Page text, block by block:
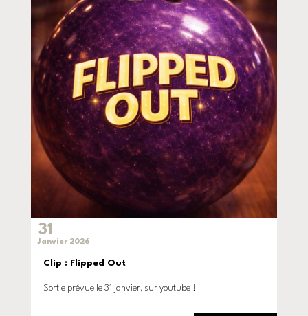
31
Janvier 2026
Clip : Flipped Out
Sortie prévue le 31 janvier, sur youtube !